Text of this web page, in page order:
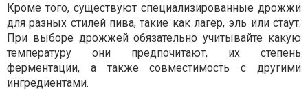
Кроме того, существуют специализированные дрожжи
для разных стилей пива, такие как лагер, эль или стаут.
При выборе дрожжей обязательно учитывайте какую
температуру они предпочитают, их степень
ферментации, а также совместимость с другими
ингредиентами.